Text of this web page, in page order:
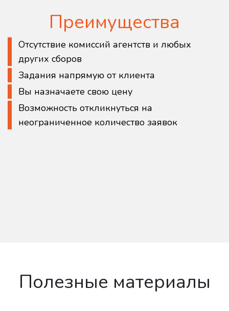
Преимущества
Отсутствие комиссий агентств и любых
других сборов
Задания напрямую от клиента
Вы назначаете свою цену
Возможность откликнуться на
неограниченное количество заявок
Полезные материалы